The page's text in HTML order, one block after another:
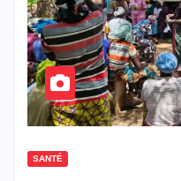
SANTÉ